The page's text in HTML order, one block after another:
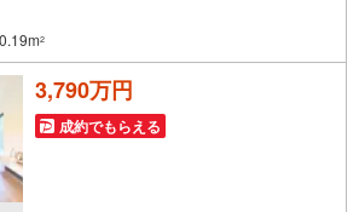
2
3,790万円
成約でもらえる